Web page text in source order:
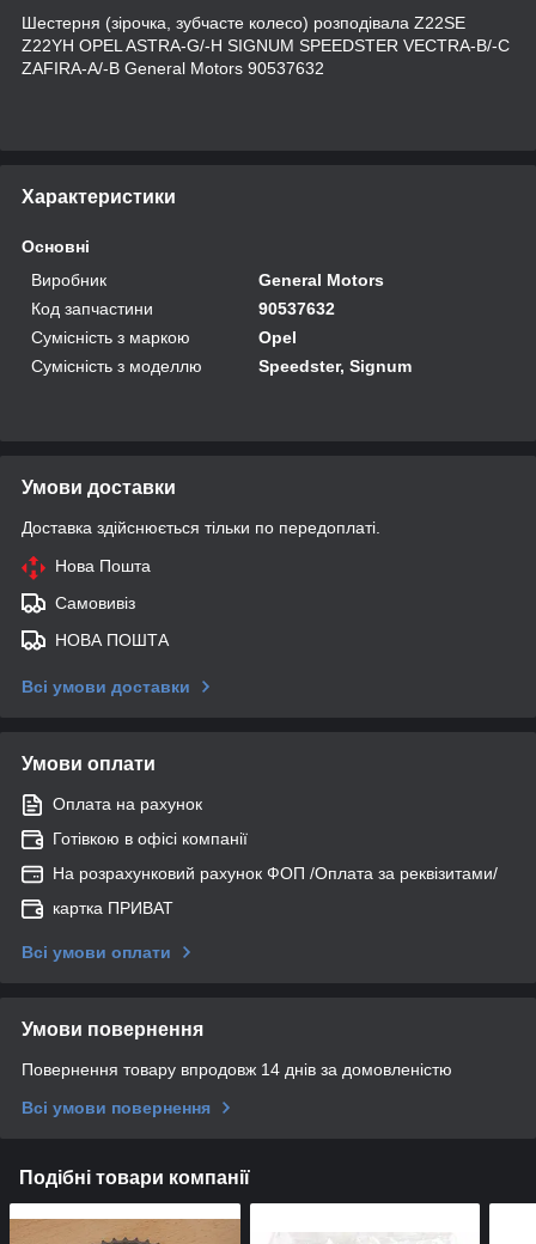
Шестерня (зірочка, зубчасте колесо) розподівала Z22SE
Z22YH OPEL ASTRA-G/-H SIGNUM SPEEDSTER VECTRA-B/-C
ZAFIRA-A/-B General Motors 90537632
Характеристики
Основні
Виробник
General Motors
Код запчастини
90537632
Сумісність з маркою
Opel
Сумісність з моделлю
Speedster, Signum
Умови доставки
Доставка здійснюється тільки по передоплаті.
Нова Пошта
Самовивіз
НОВА ПОШТА
Всі умови доставки
Умови оплати
Оплата на рахунок
Готівкою в офісі компанії
На розрахунковий рахунок ФОП /Оплата за реквізитами/
картка ПРИВАТ
Всі умови оплати
Умови повернення
Повернення товару впродовж 14 днів за домовленістю
Всі умови повернення
Подібні товари компанії